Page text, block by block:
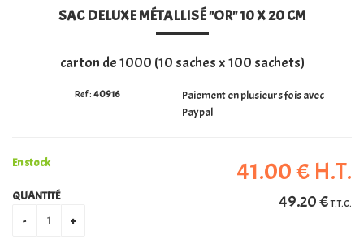
SAC DELUXE MÉTALLISÉ "OR" 10 X 20 CM
carton de 1000 (10 saches x 100 sachets)
Paiement en plusieurs fois avec
Paypal
40916
41.00€ H.T.
49.20€T.T.C.
En stock
QUANTITÉ